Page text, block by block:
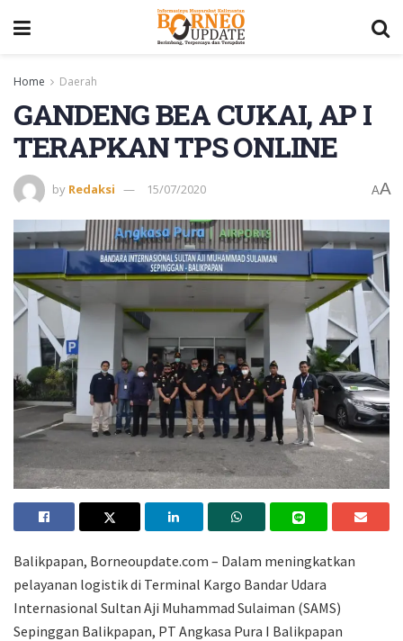
Home Daerah
GANDENG BEA CUKAI, AP I
TERAPKAN TPS ONLINE
by Redaksi 15/07/2020 AA
Balikpapan, Borneoupdate.com – Dalam meningkatkan
pelayanan logistik di Terminal Kargo Bandar Udara
Internasional Sultan Aji Muhammad Sulaiman (SAMS)
Sepinggan Balikpapan, PT Angkasa Pura I Balikpapan